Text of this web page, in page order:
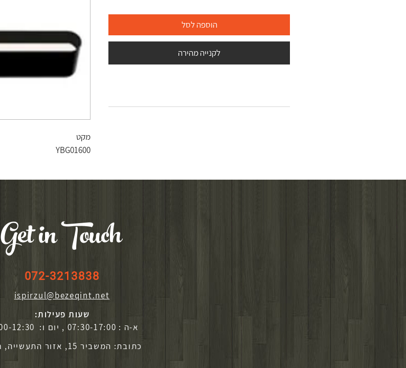
מקט
YBG01600
הוספה לסל
לקנייה מהירה
Get in Touch
072-3213838
ispirzul@bezeqint.net
שעות פעילות:
א-ה : 07:30-17:00 , יום ו: 08:00-12:30
כתובת: המשביר 15, אזור התעשייה, חולון